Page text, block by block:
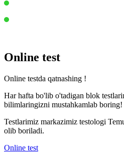
Online test
Online testda qatnashing !
Har hafta bo'lib o'tadigan blok
bilimlaringizni mustahkamlab boring!
Testlarimiz markazimiz testologi
olib boriladi.
Online test